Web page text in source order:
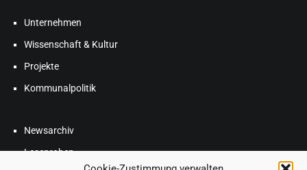
Unternehmen
Wissenschaft & Kultur
Projekte
Kommunalpolitik
Newsarchiv
Leseproben